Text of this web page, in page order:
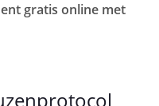
gratis online met